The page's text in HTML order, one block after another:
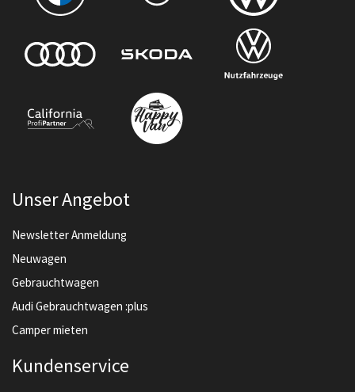
Unser Angebot
Newsletter Anmeldung
Neuwagen
Gebrauchtwagen
Audi Gebrauchtwagen :plus
Camper mieten
Kundenservice